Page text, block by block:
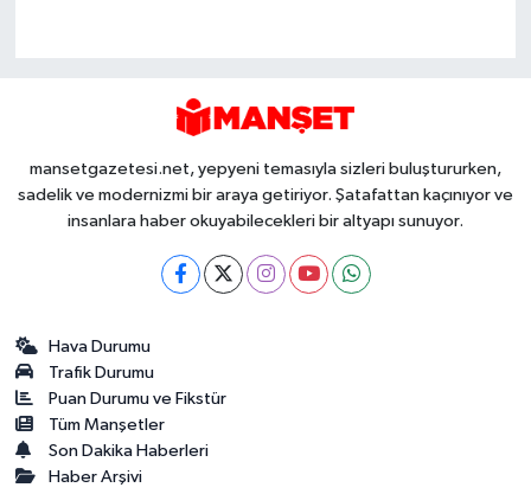
mansetgazetesi.net, yepyeni temasıyla sizleri buluştururken,
sadelik ve modernizmi bir araya getiriyor. Şatafattan kaçınıyor ve
insanlara haber okuyabilecekleri bir altyapı sunuyor.
Hava Durumu
Trafik Durumu
Puan Durumu ve Fikstür
Tüm Manşetler
Son Dakika Haberleri
Haber Arşivi